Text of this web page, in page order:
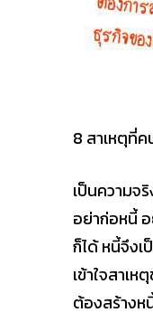
8 สาเหตุที่ค
เป็นความจ
อย่าก่อหนี้
ก็ได้ หนี้จึงเ
เข้าใจสาเ
ต้องสร้างห